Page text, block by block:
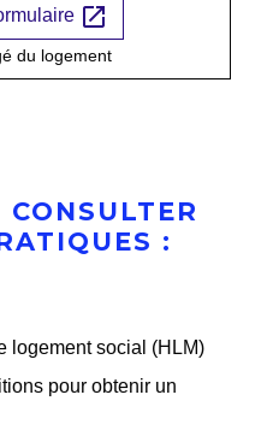
open_in_new
du logement
:
logement social (HLM)
pour obtenir un